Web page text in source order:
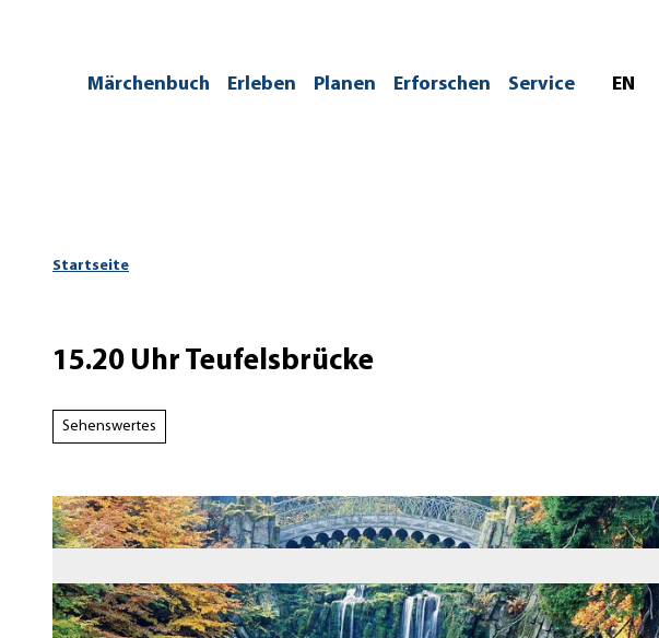
Märchenbuch Erleben Planen Erforschen Service EN
Startseite
15.20 Uhr Teufelsbrücke
Sehenswertes